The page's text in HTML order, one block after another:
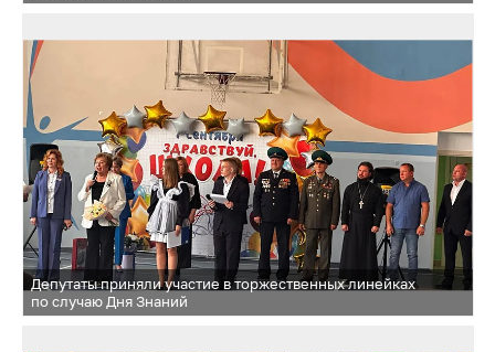
Депутаты приняли участие в торжественных линейках
по случаю Дня Знаний